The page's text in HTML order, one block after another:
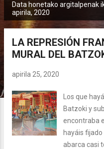
M
e
Data honetako argitalpenak
apirila, 2020
LA REPRESIÓN
MURAL DEL
apirila 25, 2020
Los que
Batzoki y
encontraba
hayáis
abarca casi